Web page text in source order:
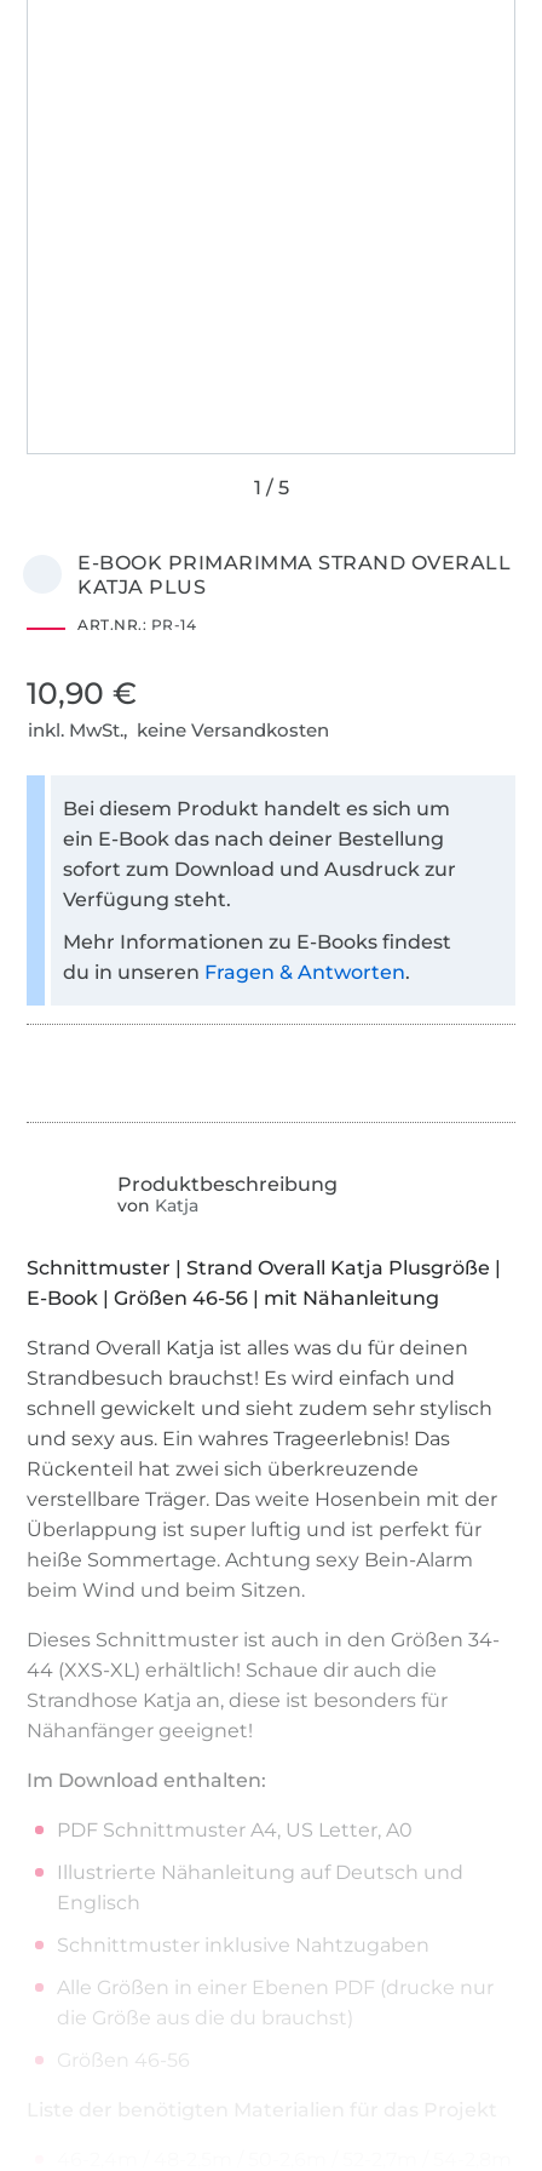
E-BOOK PRIMARIMMA STRAND OVERALL
KATJA PLUS
ART.NR.: PR-14
10,90 €
inkl. MwSt., keine Versandkosten
Bei diesem Produkt handelt es sich um
ein E-Book das nach deiner Bestellung
sofort zum Download und Ausdruck zur
Verfügung steht.
Mehr Informationen zu E-Books findest
du in unseren Fragen & Antworten.
von Katja
Schnittmuster | Strand Overall Katja Plusgröße |
E-Book | Größen 46-56 | mit Nähanleitung
Strand Overall Katja ist alles was du für deinen
Strandbesuch brauchst! Es wird einfach und
schnell gewickelt und sieht zudem sehr stylisch
und sexy aus. Ein wahres Trageerlebnis! Das
Rückenteil hat zwei sich überkreuzende
verstellbare Träger. Das weite Hosenbein mit der
Überlappung ist super luftig und ist perfekt für
heiße Sommertage. Achtung sexy Bein-Alarm
beim Wind und beim Sitzen.
Dieses Schnittmuster ist auch in den Größen 34-
44 (XXS-XL) erhältlich! Schaue dir auch die
Strandhose Katja an, diese ist besonders für
Nähanfänger geeignet!
Im Download enthalten:
PDF Schnittmuster A4, US Letter, A0
Illustrierte Nähanleitung auf Deutsch und
Englisch
Schnittmuster inklusive Nahtzugaben
Alle Größen in einer Ebenen PDF (drucke nur
die Größe aus die du brauchst)
Größen 46-56